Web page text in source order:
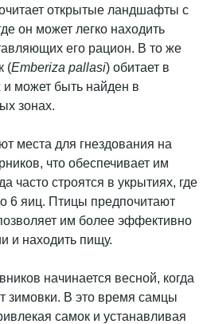
открытые ландшафты с
он может легко находить
его рацион. В то же
(Emberiza pallasi) обитает в
может быть найден в
зонах.
места для гнездования на
что обеспечивает им
часто строятся в укрытиях, где
6 яиц. Птицы предпочитают
им более эффективно
и находить пищу.
начинается весной, когда
зимовки. В это время самцы
самок и устанавливая